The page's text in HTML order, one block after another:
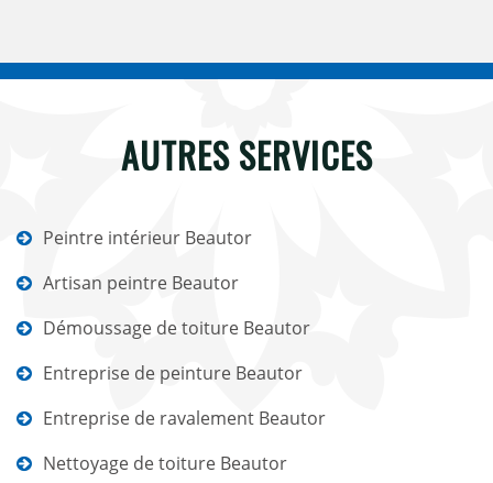
AUTRES SERVICES
Peintre intérieur Beautor
Artisan peintre Beautor
Démoussage de toiture Beautor
Entreprise de peinture Beautor
Entreprise de ravalement Beautor
Nettoyage de toiture Beautor